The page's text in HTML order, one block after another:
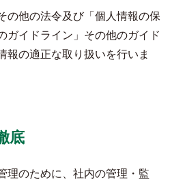
の他の法令及び「個人情報の保
ガイドライン」その他のガイド
報の適正な取り扱いを行いま
底
理のために、社内の管理・監